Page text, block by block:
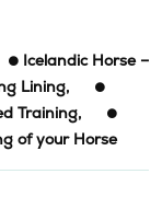
Icelandic Horse –
Lining,
Training,
of your Horse